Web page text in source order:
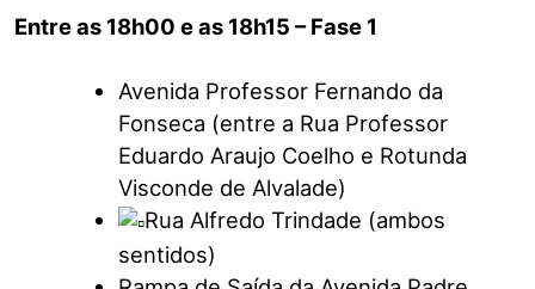
Entre as 18h00 e as 18h15 – Fase 1
Avenida Professor Fernando da
Fonseca (entre a Rua Professor
Eduardo Araujo Coelho e Rotunda
Visconde de Alvalade)
Rua Alfredo Trindade (ambos
sentidos)